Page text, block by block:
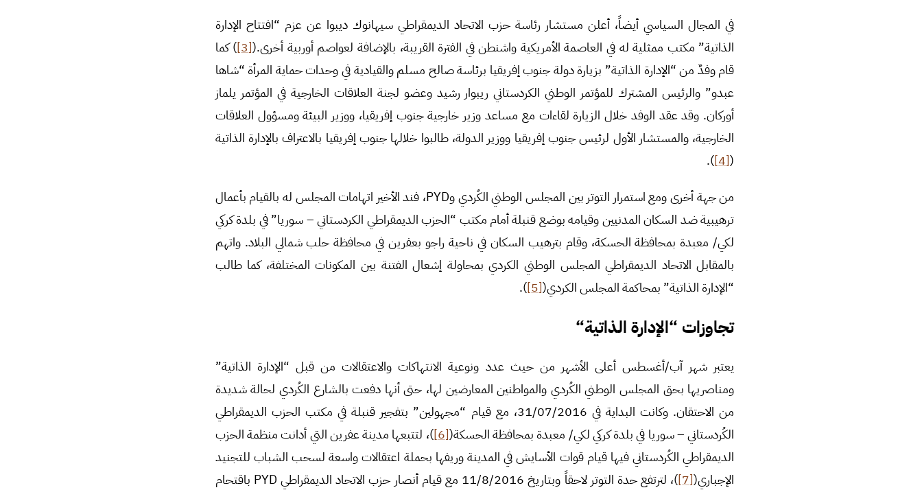
في المجال السياسي أيضاً، أعلن مستشار رئاسة حزب الاتحاد الديمقراطي سيهانوك ديبوا عن عزم “افتتاح الإدارة
الذاتية” مكتب ممثلية له في العاصمة الأمريكية واشنطن في الفترة القريبة، بالإضافة لعواصم أوربية أخرى.([3]
) كما
قام وفدٌ من “الإدارة الذاتية” بزيارة دولة جنوب إفريقيا برئاسة صالح مسلم والقيادية في وحدات حماية المرأة “شاها
عبدو” والرئيس المشترك للمؤتمر الوطني الكردستاني ريبوار رشيد وعضو لجنة العلاقات الخارجية في المؤتمر يلماز
أوركان. وقد عقد الوفد خلال الزيارة لقاءات مع مساعد وزير خارجية جنوب إفريقيا، ووزير البيئة ومسؤول العلاقات
الخارجية، والمستشار الأول لرئيس جنوب إفريقيا ووزير الدولة، طالبوا خلالها جنوب إفريقيا بالاعتراف بالإدارة الذاتية
(
[4]
).
من جهة أخرى ومع استمرار التوتر بين المجلس الوطني الكُردي وPYD، فند الأخير اتهامات المجلس له بالقيام بأعمال
ترهيبية ضد السكان المدنيين وقيامه بوضع قنبلة أمام مكتب “الحزب الديمقراطي الكردستاني – سوريا” في بلدة كركي
لكي/ معبدة بمحافظة الحسكة، وقام بترهيب السكان في ناحية راجو بعفرين في محافظة حلب شمالي البلاد. واتهم
بالمقابل الاتحاد الديمقراطي المجلس الوطني الكردي بمحاولة إشعال الفتنة بين المكونات المختلفة، كما طالب
“الإدارة الذاتية” بمحاكمة المجلس الكردي([5]
).
تجاوزات “الإدارة الذاتية“
يعتبر شهر آب/أغسطس أعلى الأشهر من حيث عدد ونوعية الانتهاكات والاعتقالات من قبل “الإدارة الذاتية”
ومناصريها بحق المجلس الوطني الكُردي والمواطنين المعارضين لها، حتى أنها دفعت بالشارع الكُردي لحالة شديدة
من الاحتقان. وكانت البداية في 31/07/2016، مع قيام “مجهولين” بتفجير قنبلة في مكتب الحزب الديمقراطي
الكُردستاني – سوريا في بلدة كركي لكي/ معبدة بمحافظة الحسكة([6]
)، لتتبعها مدينة عفرين التي أدانت منظمة الحزب
الديمقراطي الكُردستاني فيها قيام قوات الأسايش في المدينة وريفها بحملة اعتقالات واسعة لسحب الشباب للتجنيد
الإجباري([7]
)، لترتفع حدة التوتر لاحقاً وبتاريخ 11/8/2016 مع قيام أنصار حزب الاتحاد الديمقراطي PYD باقتحام